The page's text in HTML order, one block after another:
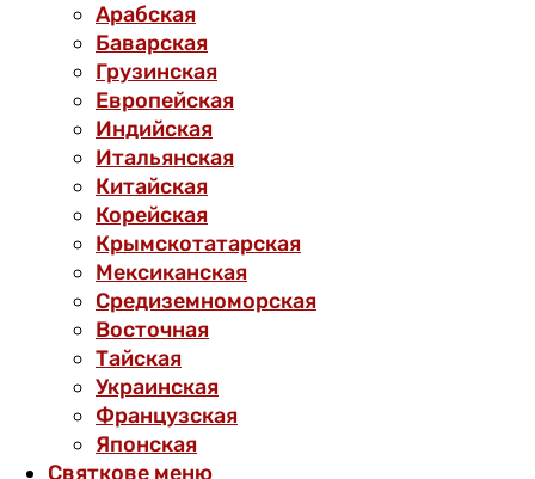
Арабская
Баварская
Грузинская
Европейская
Индийская
Итальянская
Китайская
Корейская
Крымскотатарская
Мексиканская
Средиземноморская
Восточная
Тайская
Украинская
Французская
Японская
Святкове меню